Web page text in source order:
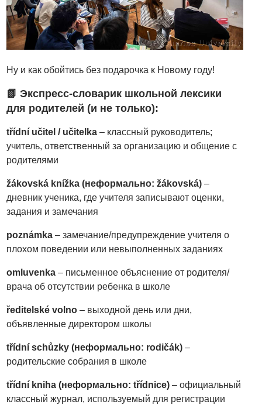
Ну и как обойтись без подарочка к Новому году!
📗 Экспресс-словарик школьной лексики
для родителей (и не только):
třídní učitel / učitelka – классный руководитель;
учитель, ответственный за организацию и общение с
родителями
žákovská knížka (неформально: žákovská) –
дневник ученика, где учителя записывают оценки,
задания и замечания
poznámka – замечание/предупреждение учителя о
плохом поведении или невыполненных заданиях
omluvenka – письменное объяснение от родителя/
врача об отсутствии ребенка в школе
ředitelské volno – выходной день или дни,
объявленные директором школы
třídní schůzky (неформально: rodičák) –
родительские собрания в школе
třídní kniha (неформально: třídnice) – официальный
классный журнал, используемый для регистрации